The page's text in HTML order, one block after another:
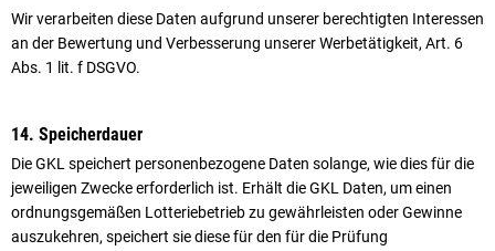
Wir verarbeiten diese Daten aufgrund unserer berechtigten Interessen
an der Bewertung und Verbesserung unserer Werbetätigkeit, Art. 6
Abs. 1 lit. f DSGVO.
14. Speicherdauer
Die GKL speichert personenbezogene Daten solange, wie dies für die
jeweiligen Zwecke erforderlich ist. Erhält die GKL Daten, um einen
ordnungsgemäßen Lotteriebetrieb zu gewährleisten oder Gewinne
auszukehren, speichert sie diese für den für die Prüfung